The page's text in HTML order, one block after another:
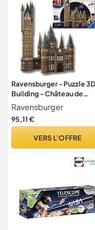
Ravensburger - Puzzle 3D
Building - Château de
Poudlard illuminé - La Tour
d'Astronomie/Harry
- A partir de 10 Ans - 540
Assembler sans Colle -
Ravensburger
95,11 €
VERS L'OFFRE